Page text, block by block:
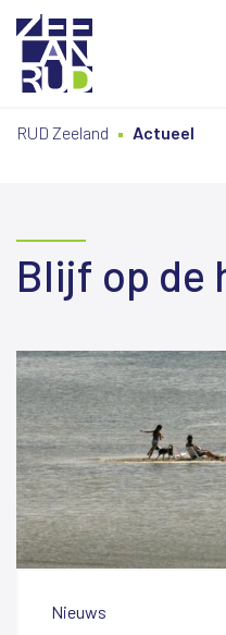
naar
naarRUD Zeeland Actueel
Blijf op de
Nieuws